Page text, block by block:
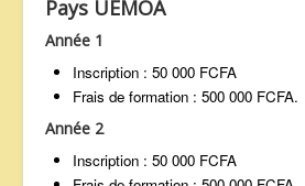
Pays UEMOA
Année 1
Inscription : 50 000 FCFA
Frais de formation : 500 000 FCFA.
Année 2
Inscription : 50 000 FCFA